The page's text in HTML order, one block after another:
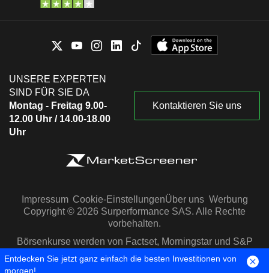
UNSERE EXPERTEN
SIND FÜR SIE DA
Montag - Freitag 9.00-
12.00 Uhr / 14.00-18.00
Uhr
Kontaktieren Sie uns
Impressum Cookie-EinstellungenÜber uns Werbung
Copyright © 2026 Surperformance SAS. Alle Rechte
vorbehalten.
Börsenkurse werden von Factset, Morningstar und S&P
Capital IQ zur Verfügung gestellt
Entdecken Sie jetzt ganz einfach die besten Investitionen von
morgen!